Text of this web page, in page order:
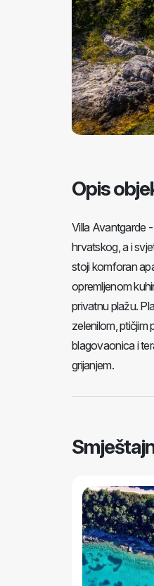
Opis
Villa Avantgarde
hrvatskog, a i
stoji komforan
opremljenom
privatnu plažu.
zelenilom, ptičjim
blagovaonica i
grijanjem.